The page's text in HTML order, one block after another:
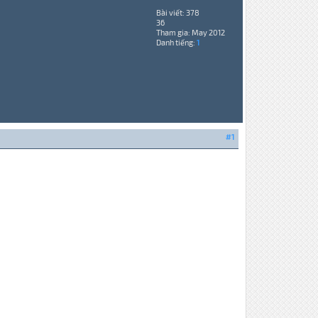
Bài viết: 378
36
Tham gia: May 2012
Danh tiếng: 1
#1